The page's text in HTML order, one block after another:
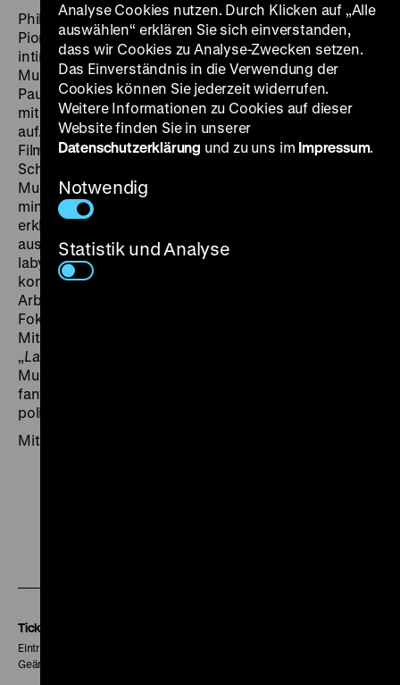
Philiberts dokumentarisches Portrait des Louvre ist
Pionier seines Genres. Es gewährt dem Zuschauer
intime Einblicke hinter die verschlossenen Türen des
Museums: Archive, Büros, Restaurierungswerkstätte,
Pausen- und Umkleideräume. Der Regisseur hielt sich
mit einem kleinen Team über acht Monate im Louvre
auf. Dank der Verwendung von hochsensiblem
Filmmaterial konnte er auf den Einsatz von
Scheinwerfern verzichten. Entstanden ist ein
Museumsfilm, der ästhetische Standards setzte:
minimalistischer Musikeinsatz, Verzicht auf einen
erklärenden Kommentar, explorative Montage,
ausschweifende Kamerafahrten durch die
labyrinthischen Gänge des Museums, lange,
konzentrierte Beobachtungen kleinteiliger
Arbeitsprozesse. Philiberts Museumsportrait legt den
Fokus nicht auf die Exponate, sondern auf die
Mitarbeiter, die im Stillen deren Fortbestand sichern.
„La ville Louvre
Musée du Louvre.
fantastique, une comédie musicale, un pamphlet
politique ...” (Nicolas Philibert) (anh)
Mit freundlicher Unterstützung des Institut français
Tickets
Eintritt 5 €
Geänderte Preise sind im Programm vermerkt.
Analyse Cookies nutzen. Durch Klicken auf „Alle
auswählen“ erklären Sie sich einverstanden,
dass wir Cookies zu Analyse-Zwecken setzen.
Das Einverständnis in die Verwendung der
Cookies können Sie jederzeit widerrufen.
Weitere Informationen zu Cookies auf dieser
Website finden Sie in unserer
Datenschutzerklärung und zu uns im Impressum.
Notwendig
Statistik und Analyse